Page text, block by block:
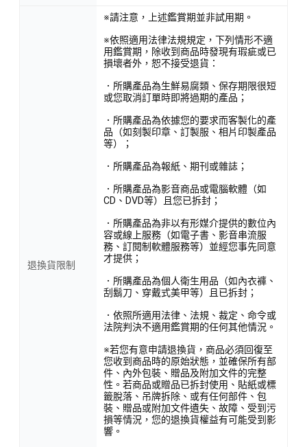
退換貨限制
※請注意，上述鑑賞期並非試用期。
※依照適用法律法規規定，下列情形不適
用鑑賞期，除收到商品時發現有瑕疵或已
損壞者外，恕不接受退貨：
．所購產品為生鮮易腐類、保存期限很短
或您取消訂單時即將過期的產品；
．所購產品為依據您的要求而客製化的產
品（如刻製印章、訂製服、相片印製產品
等）；
．所購產品為報紙、期刊或雜誌；
．所購產品為影音商品或電腦軟體（如
CD、DVD等）且您已拆封；
．所購產品為非以有形媒介提供的數位內
容或線上服務（如電子書、影音串流服
務、訂閱制軟體服務等）並經您事先同意
才提供；
．所購產品為個人衛生用品（如內衣褲、
刮鬍刀、穿戴式美甲等）且已拆封；
．依照所適用法律、法規、裁定、命令或
法院判決不適用鑑賞期的任何其他情況。
※若您有意申請退換貨，商品必須回復至
您收到商品時的原始狀態，並確保所有部
件、內外包裝、贈品及附加文件的完整
性。若商品或贈品已拆封使用、貼紙或標
籤脫落、吊牌拆除、或有任何部件、包
裝、贈品或附加文件遺失、故障、受到污
損等情況，您的退換貨權益有可能受到影
響。